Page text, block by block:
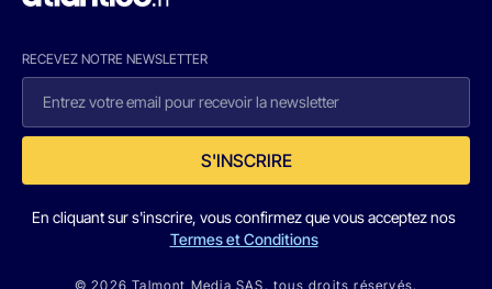
RECEVEZ NOTRE NEWSLETTER
S'INSCRIRE
En cliquant sur s'inscrire, vous confirmez que vous acceptez nos
Termes et Conditions
© 2026 Talmont Media SAS. tous droits réservés.